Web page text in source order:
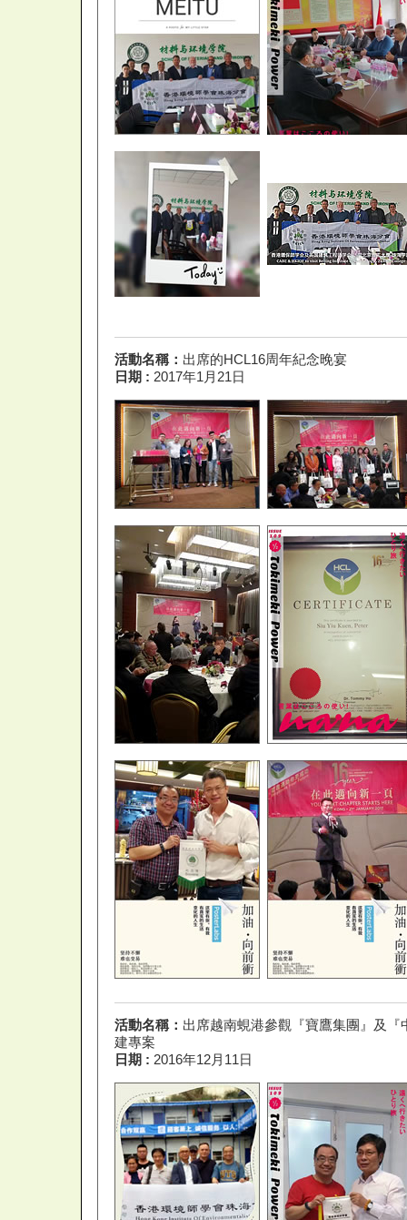
活動名稱： 出席的HCL16周年紀念晚宴
日期 : 2017年1月21日
活動名稱： 出席越南蜆港參觀『寶鷹集團』及
建專案
日期 : 2016年12月11日